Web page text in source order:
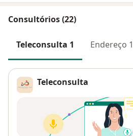
Consultórios (22)
Teleconsulta 1 Endereço 1
Teleconsulta